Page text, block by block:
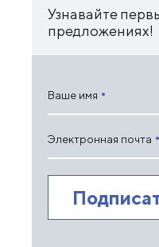
Узнавайте
предложениях!
Ваше имя
Электронная почта